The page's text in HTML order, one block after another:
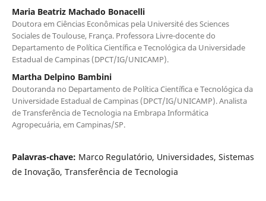
Maria Beatriz Machado Bonacelli
Doutora em Ciências Econômicas pela Université des Sciences
Sociales de Toulouse, França. Professora Livre-docente do
Departamento de Política Científica e Tecnológica da Universidade
Estadual de Campinas (DPCT/IG/UNICAMP).
Martha Delpino Bambini
Doutoranda no Departamento de Política Científica e Tecnológica da
Universidade Estadual de Campinas (DPCT/IG/UNICAMP). Analista
de Transferência de Tecnologia na Embrapa Informática
Agropecuária, em Campinas/SP.
Palavras-chave: Marco Regulatório, Universidades, Sistemas
de Inovação, Transferência de Tecnologia